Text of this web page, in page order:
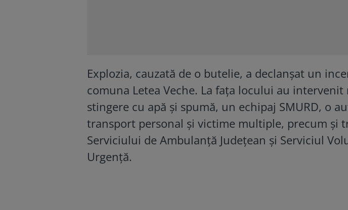
Explozia, cauzată de o butelie, a declanșat un
comuna Letea Veche. La fața locului au
stingere cu apă și spumă, un echipaj SMURD, o
transport personal și victime multiple, precum și
Serviciului de Ambulanță Județean și Serviciul
Urgență.